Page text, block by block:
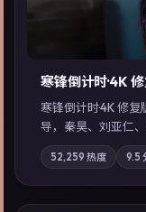
寒锋倒计时·4K
寒锋倒计时·4K 修
导，秦昊、刘亚仁
踪人口档案牵出跨
内亦可通过「国产
高分佳作，畅享高
52,259 热度 9.5